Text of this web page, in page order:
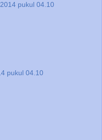
pukul 04.10
pukul 04.10